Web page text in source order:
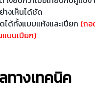
างเห็นได้ชัด
ได้ทั้งแบบแห้งและเปียก (ถอ
แบบเปียก)
ทางเทคนิค